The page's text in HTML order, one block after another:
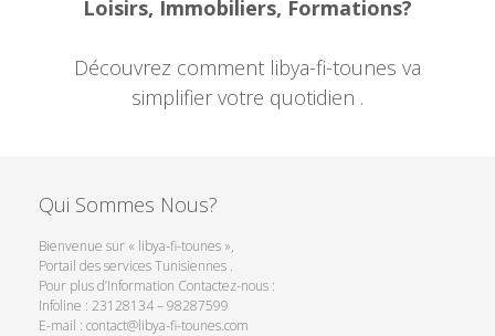
Loisirs, Immobiliers, Formations?
Découvrez comment libya-fi-tounes va
simplifier votre quotidien .
Qui Sommes Nous?
Bienvenue sur « libya-fi-tounes »,
Portail des services Tunisiennes .
Pour plus d’Information Contactez-nous :
Infoline : 23128134 – 98287599
E-mail : contact@libya-fi-tounes.com